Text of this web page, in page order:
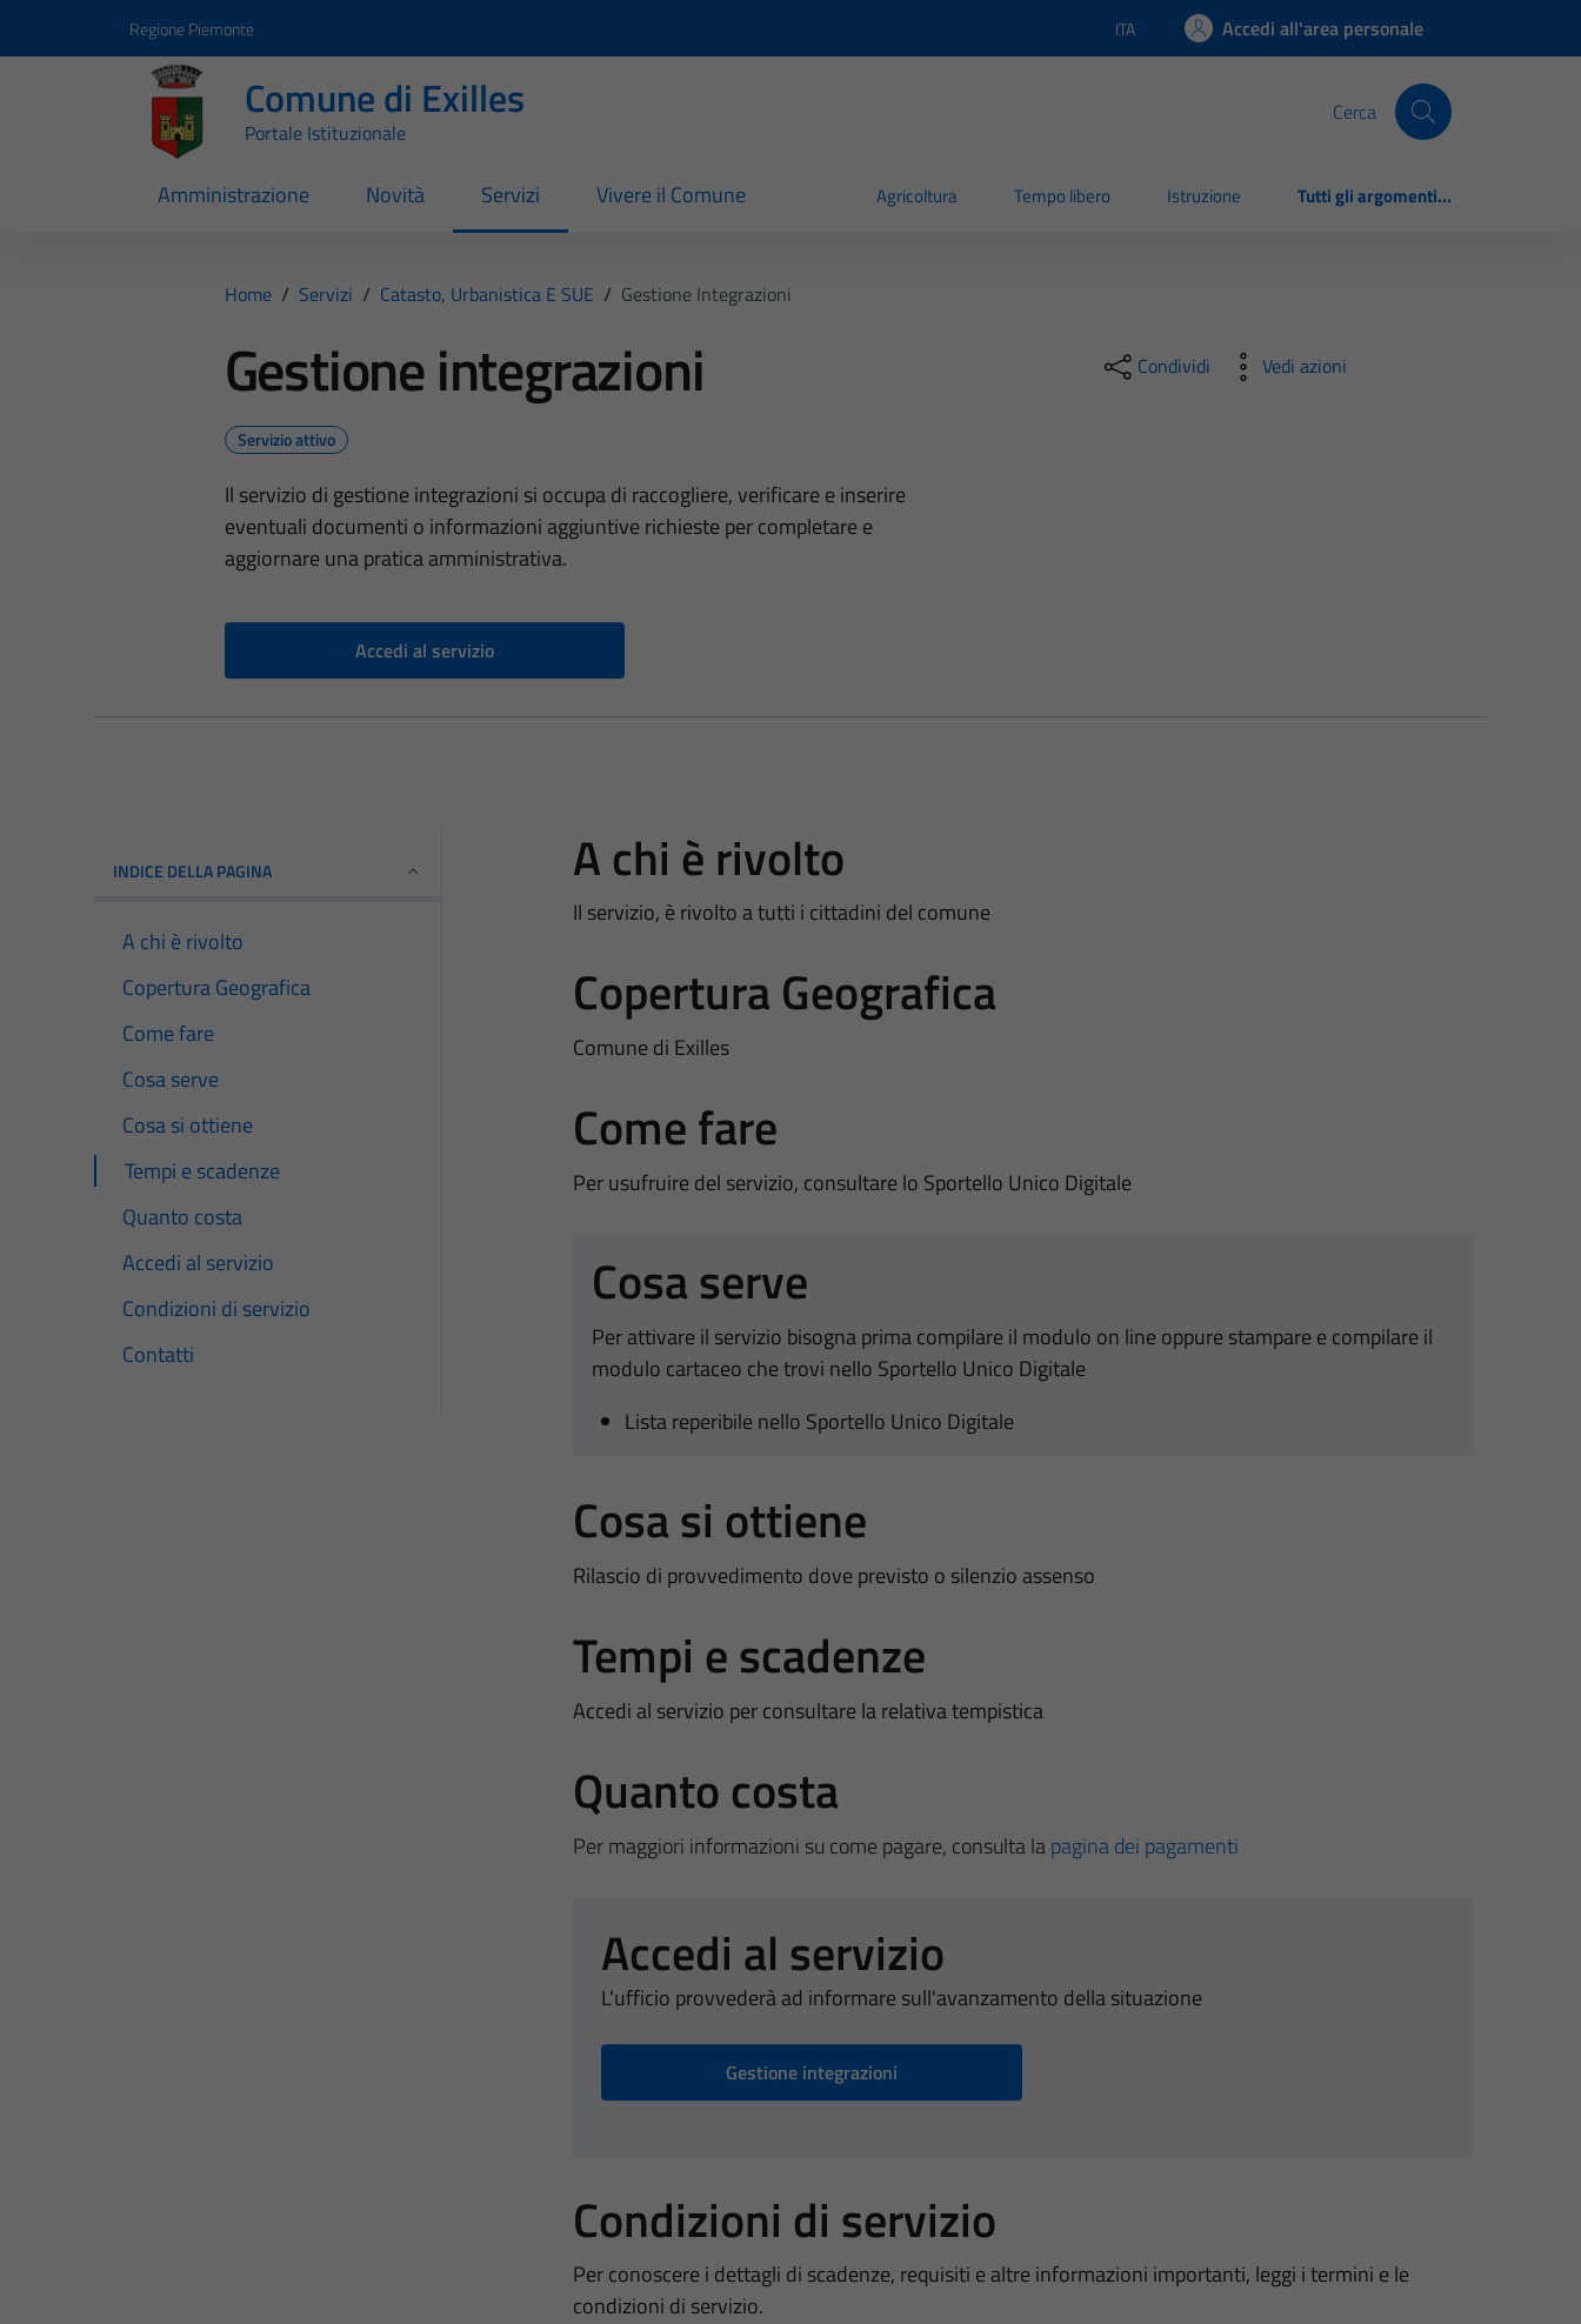
Regione Piemonte Lingua attiva:
ITA Accedi all'area personale
Comune di Exilles
Portale Istituzionale
Cerca
Amministrazione Novità Servizi Vivere il Comune Agricoltura Tempo libero Istruzione Tutti gli argomenti...
Home / Servizi / Catasto, Urbanistica E SUE / Gestione Integrazioni
Gestione integrazioni
Servizio attivo
Il servizio di gestione integrazioni si occupa di raccogliere, verificare e inserire
eventuali documenti o informazioni aggiuntive richieste per completare e
aggiornare una pratica amministrativa.
Accedi al servizio
Condividi Vedi azioni
INDICE DELLA PAGINA
A chi è rivolto
Copertura Geografica
Come fare
Cosa serve
Cosa si ottiene
Tempi e scadenze
Quanto costa
Accedi al servizio
Condizioni di servizio
Contatti
A chi è rivolto
Il servizio, è rivolto a tutti i cittadini del comune
Copertura Geografica
Comune di Exilles
Come fare
Per usufruire del servizio, consultare lo Sportello Unico Digitale
Cosa serve
Per attivare il servizio bisogna prima compilare il modulo on line oppure stampare e compilare il
modulo cartaceo che trovi nello Sportello Unico Digitale
Lista reperibile nello Sportello Unico Digitale
Cosa si ottiene
Rilascio di provvedimento dove previsto o silenzio assenso
Tempi e scadenze
Accedi al servizio per consultare la relativa tempistica
Quanto costa
Per maggiori informazioni su come pagare, consulta lapagina dei pagamenti
Accedi al servizio
L'ufficio provvederà ad informare sull'avanzamento della situazione
Gestione integrazioni
Condizioni di servizio
Per conoscere i dettagli di scadenze, requisiti e altre informazioni importanti, leggi i termini e le
condizioni di servizio.